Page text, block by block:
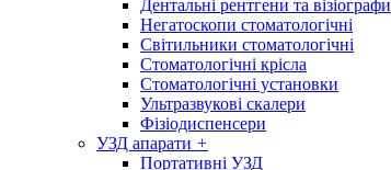
Дентальні рентгени та візіографи
Негатоскопи стоматологічні
Світильники стоматологічні
Стоматологічні крісла
Стоматологічні установки
Ультразвукові скалери
Фізіодиспенсери
УЗД апарати +
Портативні УЗД